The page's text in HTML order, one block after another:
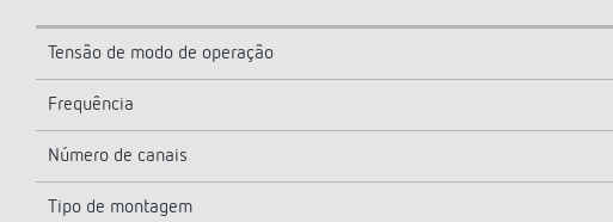
Tensão de modo de operação
Frequência
Número de canais
Tipo de montagem